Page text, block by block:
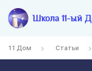
Школа 11-ый
11 Дом Статьи